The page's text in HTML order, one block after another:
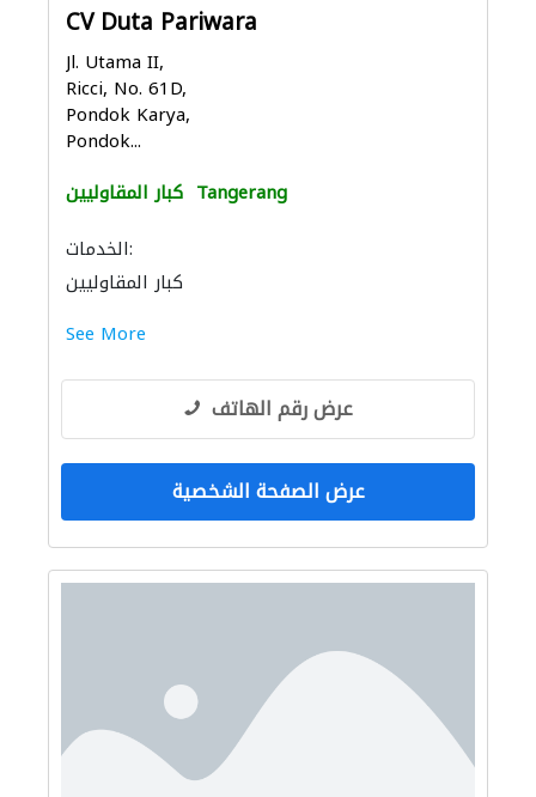
CV Duta Pariwara
Jl. Utama II,
Ricci, No. 61D,
Pondok Karya,
Pondok...
كبار المقاوليين Tangerang
الخدمات:
كبار المقاوليين
See More
عرض رقم الهاتف
عرض الصفحة الشخصية